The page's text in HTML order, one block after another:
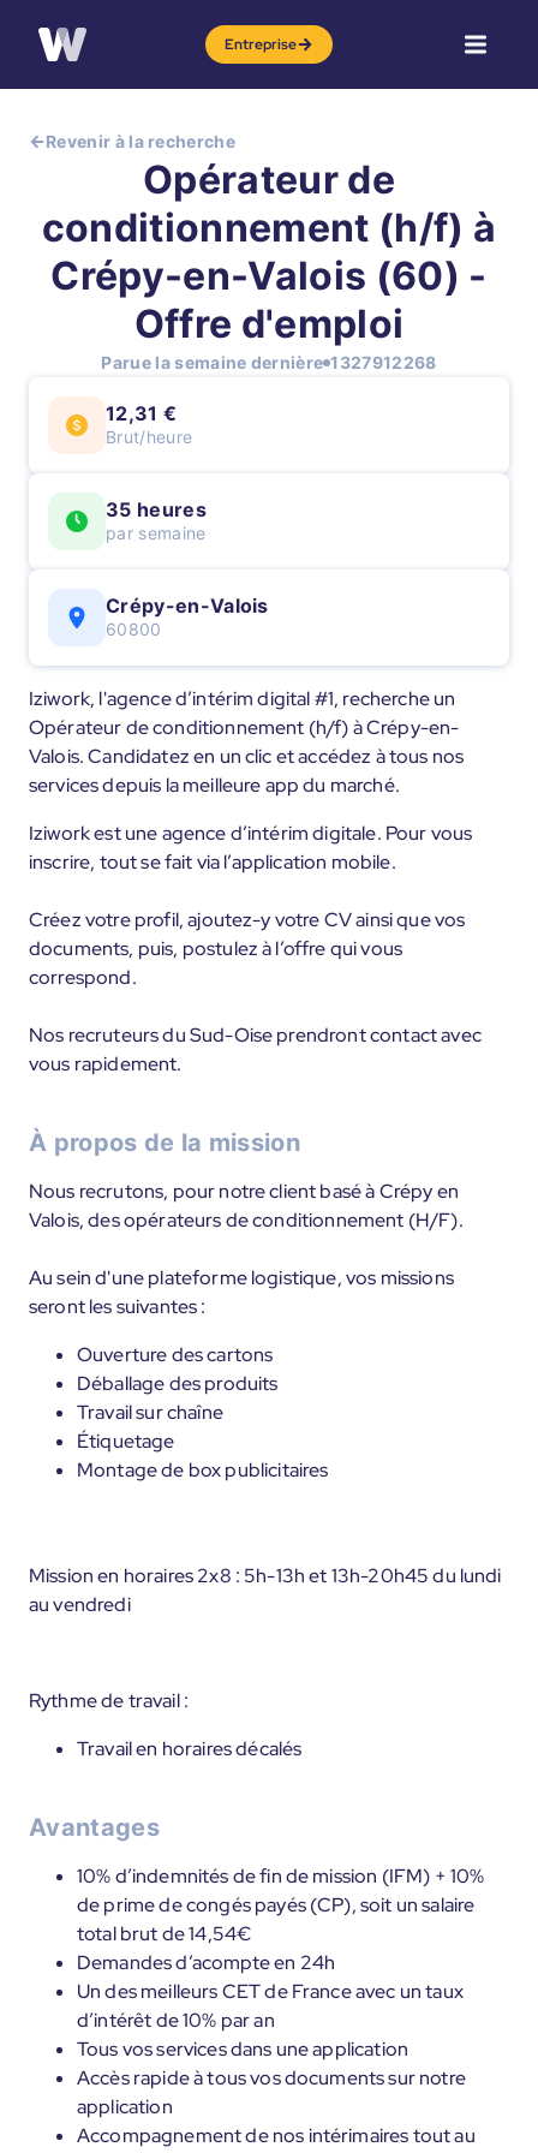
Entreprise
Revenir à la recherche
Opérateur de
conditionnement (h/f) à
Crépy-en-Valois (60) -
Offre d'emploi
Parue la semaine dernière 1327912268
12,31 €
Brut/heure
35 heures
par semaine
Crépy-en-Valois
60800
Iziwork, l'agence d’intérim digital #1, recherche un
Opérateur de conditionnement (h/f) à Crépy-en-
Valois. Candidatez en un clic et accédez à tous nos
services depuis la meilleure app du marché.
Iziwork est une agence d’intérim digitale. Pour vous
inscrire, tout se fait via l’application mobile.
Créez votre profil, ajoutez-y votre CV ainsi que vos
documents, puis, postulez à l’offre qui vous
correspond.
Nos recruteurs du Sud-Oise prendront contact avec
vous rapidement.
À propos de la mission
Nous recrutons, pour notre client basé à Crépy en
Valois, des opérateurs de conditionnement (H/F).
Au sein d'une plateforme logistique, vos missions
seront les suivantes :
Ouverture des cartons
Déballage des produits
Travail sur chaîne
Étiquetage
Montage de box publicitaires
Mission en horaires 2x8 : 5h-13h et 13h-20h45 du lundi
au vendredi
Rythme de travail :
Travail en horaires décalés
Avantages
10% d’indemnités de fin de mission (IFM) + 10%
de prime de congés payés (CP), soit un salaire
total brut de 14,54€
Demandes d’acompte en 24h
Un des meilleurs CET de France avec un taux
d’intérêt de 10% par an
Tous vos services dans une application
Accès rapide à tous vos documents sur notre
application
Accompagnement de nos intérimaires tout au